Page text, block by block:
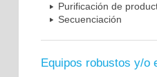
Purificación de
Secuenciación
Equipos robustos y/o